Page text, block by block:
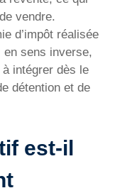
vendre.
d’impôt réalisée
en sens inverse,
intégrer dès le
détention et de
est-il